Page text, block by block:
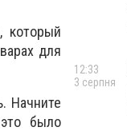
который
для
Начните
было
12:33
3 серпня